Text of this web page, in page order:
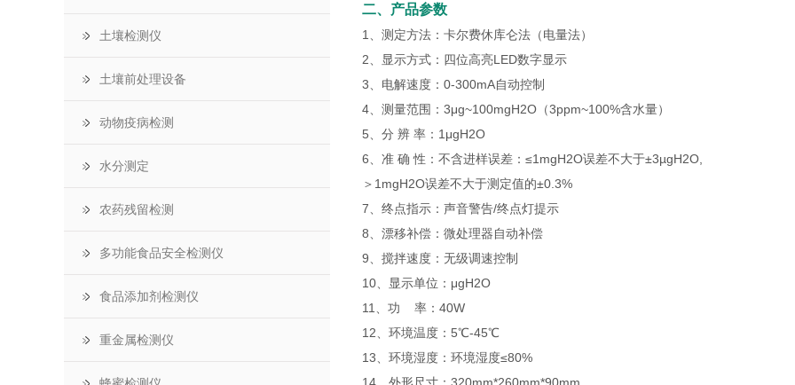
土壤检测仪
土壤前处理设备
动物疫病检测
水分测定
农药残留检测
多功能食品安全检测仪
食品添加剂检测仪
重金属检测仪
二、产品参数
1、测定方法：卡尔费休库仑法（电量法）
2、显示方式：四位高亮LED数字显示
3、电解速度：0-300mA自动控制
4、测量范围：3μg~100mgH2O（3ppm~100%含水量）
5、分 辨 率：1μgH2O
6、准 确 性：不含进样误差：≤1mgH2O误差不大于±3µgH2O,
＞1mgH2O误差不大于测定值的±0.3%
7、终点指示：声音警告/终点灯提示
8、漂移补偿：微处理器自动补偿
9、搅拌速度：无级调速控制
10、显示单位：μgH2O
11、功 率：40W
12、环境温度：5℃-45℃
13、环境湿度：环境湿度≤80%